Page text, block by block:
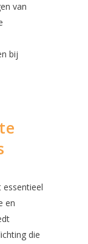
van
bij
essentieel
en
die